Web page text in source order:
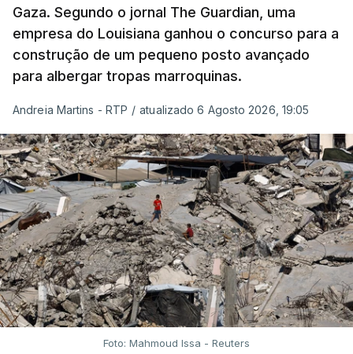
Gaza. Segundo o jornal The Guardian, uma
empresa do Louisiana ganhou o concurso para a
construção de um pequeno posto avançado
para albergar tropas marroquinas.
Andreia Martins - RTP / atualizado 6 Agosto 2026, 19:05
Foto: Mahmoud Issa - Reuters